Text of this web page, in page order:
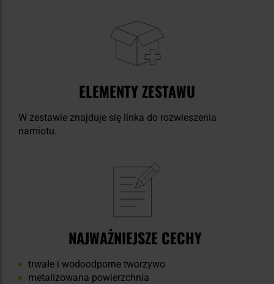
ELEMENTY ZESTAWU
W zestawie znajduje się linka do rozwieszenia
namiotu.
NAJWAŻNIEJSZE CECHY
trwałe i wodoodporne tworzywo
metalizowana powierzchnia